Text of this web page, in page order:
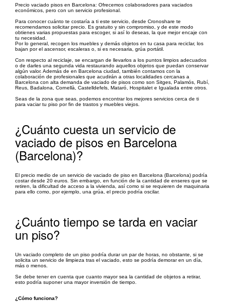
Precio vaciado pisos en Barcelona: Ofrecemos colaboradores para vaciados
económicos, pero con un servicio profesional.
Para conocer cuánto te costaría a ti este servicio, desde Cronoshare te
recomendamos solicitar precio. Es gratuito y sin compromiso, y de este modo
obtienes varias propuestas para escoger, si así lo deseas, la que mejor encaje con
tu necesidad.
Por lo general, recogen los muebles y demás objetos en tu casa para reciclar, los
bajan por el ascensor, escaleras o, si es necesaria, grúa portátil.
Con respecto al reciclaje, se encargan de llevarlos a los puntos limpios adecuados
o de darles una segunda vida restaurando aquellos objetos que puedan conservar
algún valor. Además de en Barcelona ciudad, también contamos con la
colaboración de profesionales que acudirán a otras localidades cercanas a
Barcelona con alta demanda de vaciado de pisos como son Sitges, Palamós, Rubí,
Reus, Badalona, Cornellà, Castelldefels, Mataró, Hospitalet e Igualada entre otros.
Seas de la zona que seas, podemos encontrar los mejores servicios cerca de ti
para vaciar tu piso por fin de trastos y muebles viejos.
¿Cuánto cuesta un servicio de
vaciado de pisos en Barcelona
(Barcelona)?
El precio medio de un servicio de vaciado de piso en Barcelona (Barcelona) podría
costar desde 20 euros. Sin embargo, en función de la cantidad de enseres que se
retiren, la dificultad de acceso a la vivienda, así como si se requieren de maquinaria
para ello como, por ejemplo, una grúa, el precio podría oscilar.
¿Cuánto tiempo se tarda en vaciar
un piso?
Un vaciado completo de un piso podría durar un par de horas, no obstante, si se
solicita un servicio de limpieza tras el vaciado, esto se podría demorar en un día,
más o menos.
Se debe tener en cuenta que cuanto mayor sea la cantidad de objetos a retirar,
esto podría suponer una mayor inversión de tiempo.
¿Cómo funciona?